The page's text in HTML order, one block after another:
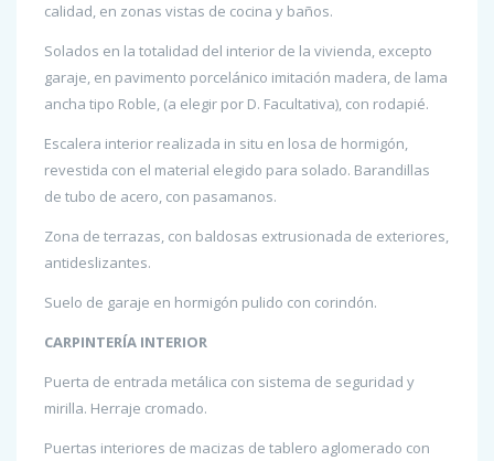
calidad, en zonas vistas de cocina y baños.
Solados en la totalidad del interior de la vivienda, excepto
garaje, en pavimento porcelánico imitación madera, de lama
ancha tipo Roble, (a elegir por D. Facultativa), con rodapié.
Escalera interior realizada in situ en losa de hormigón,
revestida con el material elegido para solado. Barandillas
de tubo de acero, con pasamanos.
Zona de terrazas, con baldosas extrusionada de exteriores,
antideslizantes.
Suelo de garaje en hormigón pulido con corindón.
CARPINTERÍA INTERIOR
Puerta de entrada metálica con sistema de seguridad y
mirilla. Herraje cromado.
Puertas interiores de macizas de tablero aglomerado con